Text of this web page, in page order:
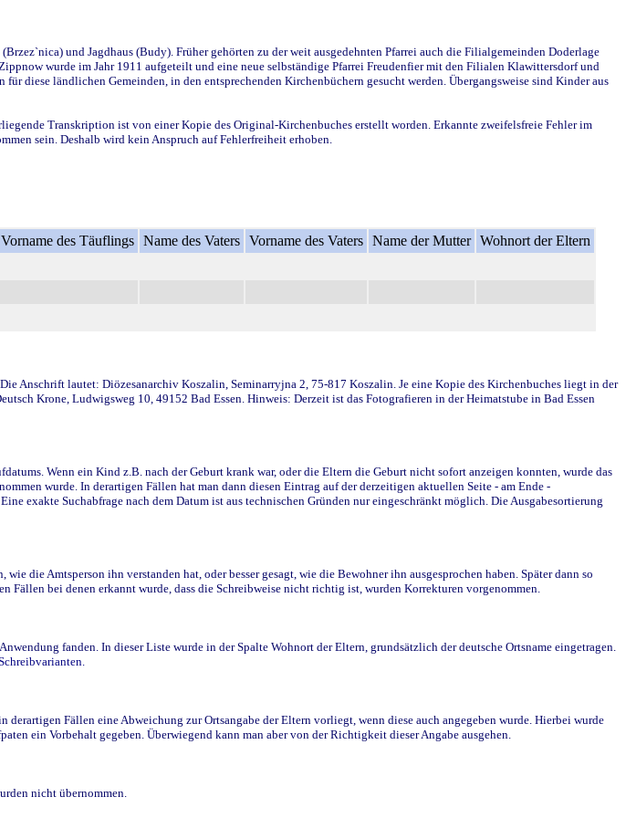
und Jagdhaus (Budy). Früher gehörten zu der weit ausgedehnten Pfarrei auch die Filialgemeinden Doderlage
wurde im Jahr 1911 aufgeteilt und eine neue selbständige Pfarrei Freudenfier mit den Filialen Klawittersdorf und
diese ländlichen Gemeinden, in den entsprechenden Kirchenbüchern gesucht werden. Übergangsweise sind Kinder aus
Transkription ist von einer Kopie des Original-Kirchenbuches erstellt worden. Erkannte zweifelsfreie Fehler im
sein. Deshalb wird kein Anspruch auf Fehlerfreiheit erhoben.
Vorname des Täuflings Name des Vaters Vorname des Vaters Name der Mutter Wohnort der Eltern
Anschrift lautet: Diözesanarchiv Koszalin, Seminarryjna 2, 75-817 Koszalin. Je eine Kopie des Kirchenbuches liegt in der
Krone, Ludwigsweg 10, 49152 Bad Essen. Hinweis: Derzeit ist das Fotografieren in der Heimatstube in Bad Essen
Wenn ein Kind z.B. nach der Geburt krank war, oder die Eltern die Geburt nicht sofort anzeigen konnten, wurde das
wurde. In derartigen Fällen hat man dann diesen Eintrag auf der derzeitigen aktuellen Seite - am Ende -
exakte Suchabfrage nach dem Datum ist aus technischen Gründen nur eingeschränkt möglich. Die Ausgabesortierung
die Amtsperson ihn verstanden hat, oder besser gesagt, wie die Bewohner ihn ausgesprochen haben. Später dann so
bei denen erkannt wurde, dass die Schreibweise nicht richtig ist, wurden Korrekturen vorgenommen.
fanden. In dieser Liste wurde in der Spalte Wohnort der Eltern, grundsätzlich der deutsche Ortsname eingetragen.
Fällen eine Abweichung zur Ortsangabe der Eltern vorliegt, wenn diese auch angegeben wurde. Hierbei wurde
ein Vorbehalt gegeben. Überwiegend kann man aber von der Richtigkeit dieser Angabe ausgehen.
nicht übernommen.